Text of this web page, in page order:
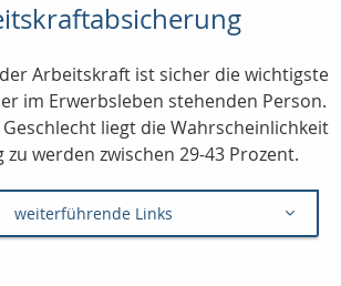
Arbeitskraft ist sicher die wichtigste
im Erwerbsleben stehenden Person.
Geschlecht liegt die Wahrscheinlichkeit
werden zwischen 29-43 Prozent.
weiterführende Links